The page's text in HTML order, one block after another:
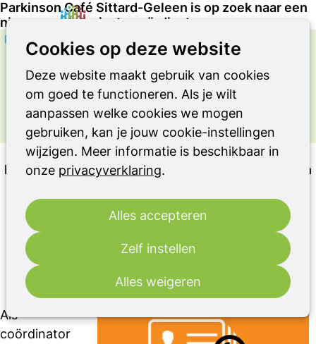
Cookies op deze website
Deze website maakt gebruik van cookies
om goed te functioneren. Als je wilt
aanpassen welke cookies we mogen
gebruiken, kan je jouw cookie-instellingen
wijzigen. Meer informatie is beschikbaar in
onze privacyverklaring.
Alles accepteren
Zelf instellen
Alles weigeren
Parkinson Café Sittard-Geleen is op zoek naar een
nieuwe enthousiaste coördinator
OVER DE ZIEKTE VAN PARKINSON,
ANDERE PARKINSONISMEN OF RBD
Uitgelicht bericht
vacature
Parkinson Café Sittard-Geleen is op zoek naar een
Vacature: coördinator
1 juli 2025
Als
coördinator